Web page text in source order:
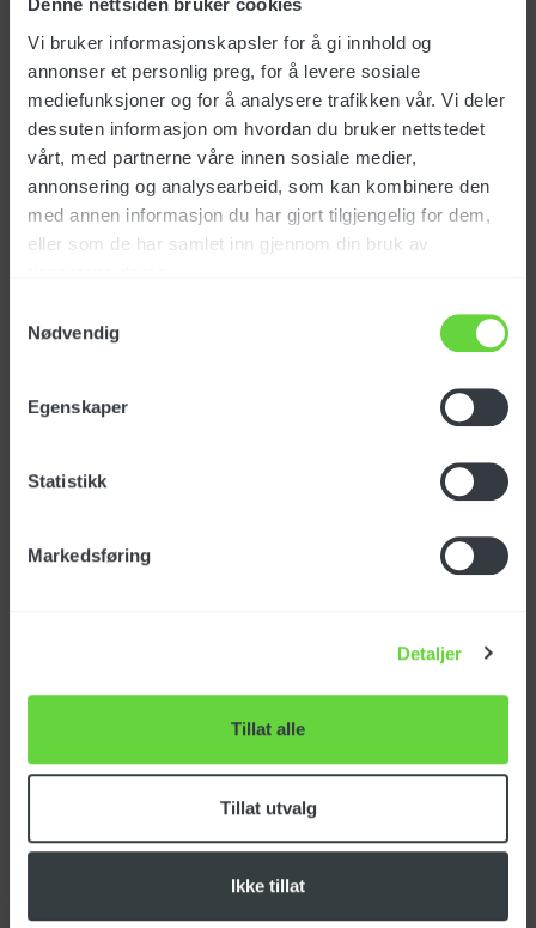
Denne nettsiden bruker cookies
Vi bruker informasjonskapsler for å gi innhold og
annonser et personlig preg, for å levere sosiale
mediefunksjoner og for å analysere trafikken vår. Vi deler
dessuten informasjon om hvordan du bruker nettstedet
vårt, med partnerne våre innen sosiale medier,
annonsering og analysearbeid, som kan kombinere den
med annen informasjon du har gjort tilgjengelig for dem,
eller som de har samlet inn gjennom din bruk av
Nødvendig
Egenskaper
Statistikk
Markedsføring
Detaljer
Tillat alle
Tillat utvalg
Ikke tillat
NOK456 680 eks. mva
Modula One 150/60
NOK501 780
NOK635 674 eks. mva
Art.nr.: 123643